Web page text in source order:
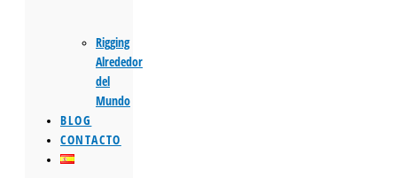
Rigging
Alrededor
del
Mundo
BLOG
CONTACTO